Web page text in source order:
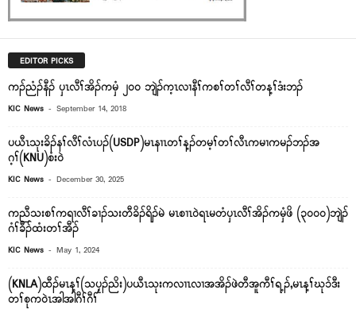
EDITOR PICKS
ကၣ်ညံၣ်နီၣ် ပှၤလီၢ်အိၣ်ကမှံ ၂၀၀ ဘျဲၣ်က့ၤလၢနီၢ်ကစၢ်တၢ်လီၢ်တန့ၢ်ဒံးဘၣ်
KIC News - September 14, 2018
ပယီၤသုးခိၣ်နၢ်လီၢ်လံၤပၣ်(USDP)မၤနၢၤတၢ်န့ၣ်တမ့ၢ်တၢ်လီၤကမၢကမၣ်ဘၣ်အ
ဂ့ၢ်(KNU)စံးဝဲ
KIC News - December 30, 2025
ကညီသးစၢ်ကရၢလီၢ်ခၢၣ်သးတီခိၣ်ရိၣ်မဲ မၤစၢၤ၀ဲရၤမတံၦၤလီၢ်အိၣ်ကမှံဖိ (၃၀၀၀)ဘျဲၣ်
ဂံၢ်ခီၣ်ထံးတၢ်အီၣ်
KIC News - May 1, 2024
(KNLA)ထီၣ်မၤန့ၢ်(သပၠ့ၣ်ညိး)ပယီၤသုးကလၢၤလၢအအိၣ်ဖဲတီအူကီၢ်ရ့ၣ်,မၤန့ၢ်ဃုၥ်ဒီး
တၢ်စုကဝဲၤအါအါဂီၢ်ဂီၢ်